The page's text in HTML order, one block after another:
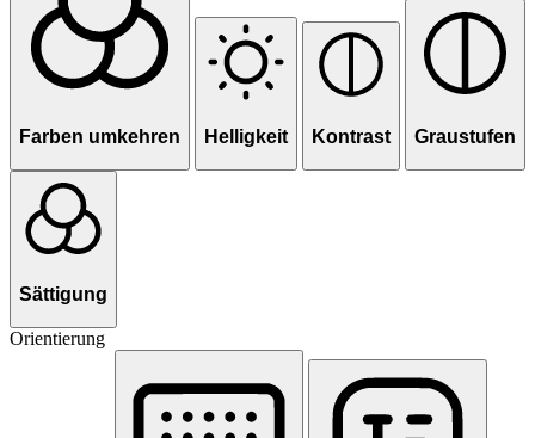
Farben umkehren Helligkeit Kontrast Graustufen
Sättigung
Orientierung